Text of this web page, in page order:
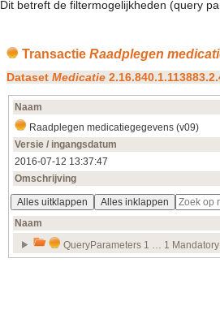
Dit betreft de filtermogelijkheden (query